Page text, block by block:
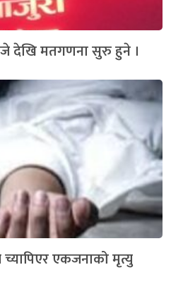
देखि मतगणना सुरु हुने ।
एकजनाको मृत्यु